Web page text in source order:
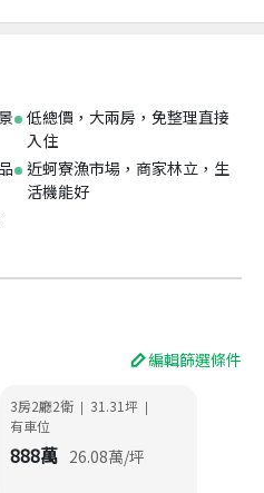
低總價，大兩房，免整理直接
入住
近蚵寮漁市場，商家林立，生
活機能好
編輯篩選條件
3房2廳2衛 | 31.31坪 |
有車位
888萬 26.08萬/坪